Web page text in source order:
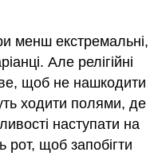
менш екстремальні,
Але релігійні
щоб не нашкодити
ходити полями, де
наступати на
щоб запобігти